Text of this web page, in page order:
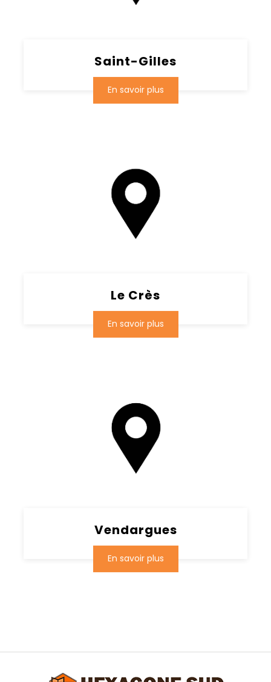
Saint-Gilles
En savoir plus
Le Crès
En savoir plus
Vendargues
En savoir plus